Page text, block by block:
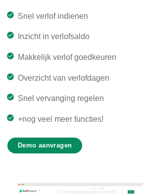
Snel verlof indienen
Inzicht in verlofsaldo
Makkelijk verlof goedkeuren
Overzicht van verlofdagen
Snel vervanging regelen
+nog veel meer functies!
Demo aanvragen